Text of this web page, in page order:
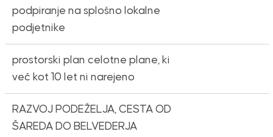
podpiranje na splošno lokalne
podjetnike
prostorski plan celotne plane, ki
več kot 10 let ni narejeno
RAZVOJ PODEŽELJA, CESTA OD
ŠAREDA DO BELVEDERJA